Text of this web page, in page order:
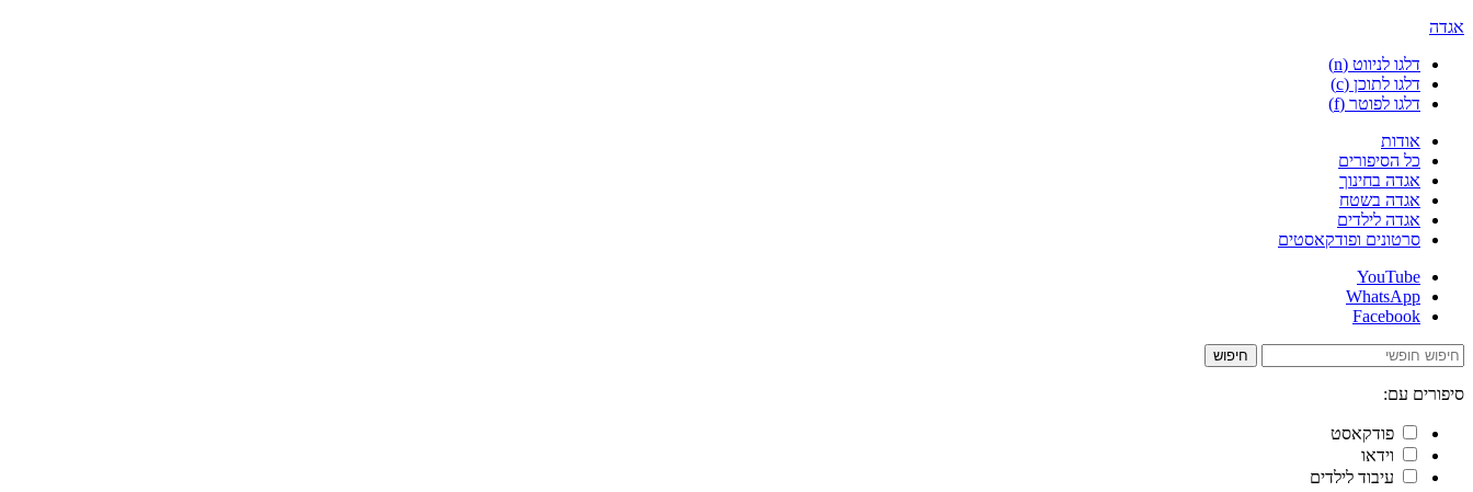
אגדה
דלגו לניווט (n)
דלגו לתוכן (c)
דלגו לפוטר (f)
אודות
כל הסיפורים
אגדה בחינוך
אגדה בשטח
אגדה לילדים
סרטונים ופודקאסטים
YouTube
WhatsApp
Facebook
חיפוש
סיפורים עם:
פודקאסט
וידאו
עיבוד לילדים